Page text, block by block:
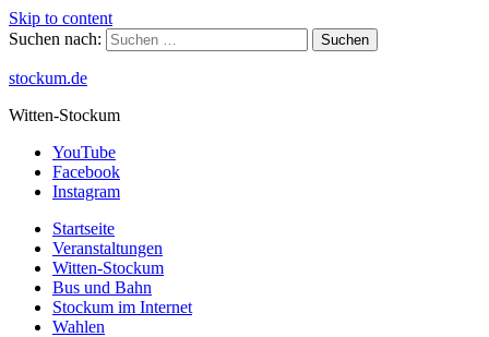
Skip to content
Suchen nach:
stockum.de
Witten-Stockum
YouTube
Facebook
Instagram
Startseite
Veranstaltungen
Witten-Stockum
Bus und Bahn
Stockum im Internet
Wahlen